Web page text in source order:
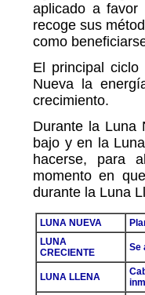
aplicado a favor
recoge sus
como
El principal
Nueva la
crecimiento.
Durante la Luna
bajo y en la
hacerse, para
momento en
durante la Luna
LUNA NUEVA
LUNA
CRECIENTE
Se
LUNA LLENA